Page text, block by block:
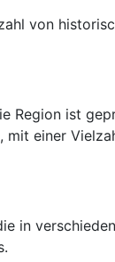
von
Region ist
einer
in